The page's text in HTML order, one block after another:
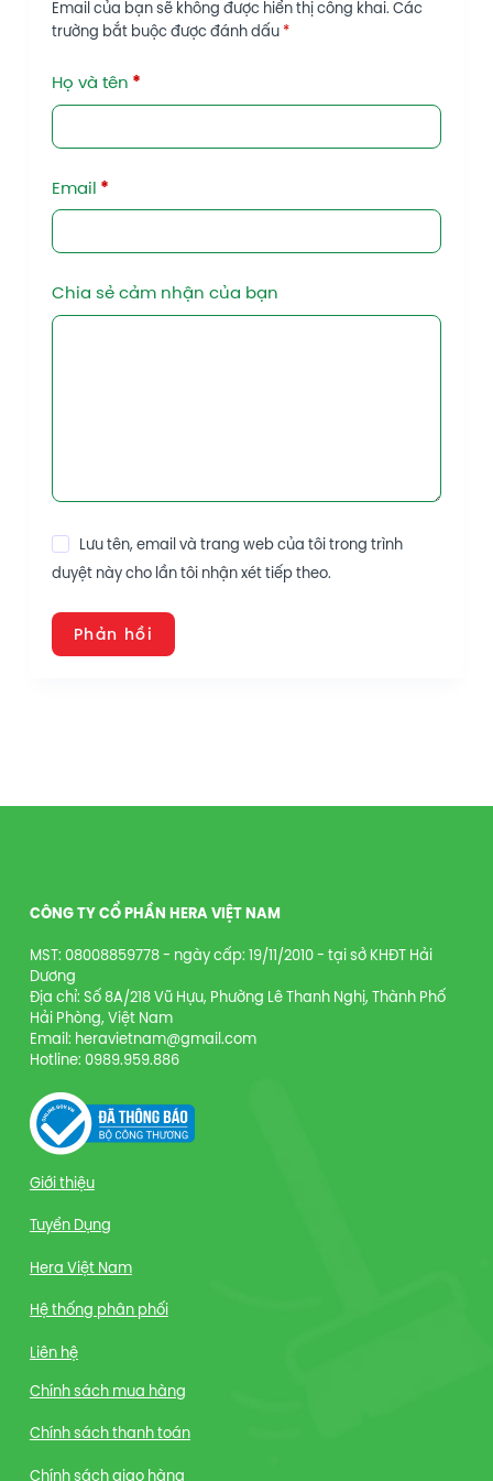
Email của bạn sẽ không được hiển thị công khai. Các
trường bắt buộc được đánh dấu *
Họ và tên *
Email *
Chia sẻ cảm nhận của bạn
Lưu tên, email và trang web của tôi trong trình
duyệt này cho lần tôi nhận xét tiếp theo.
Phản hồi
CÔNG TY CỔ PHẦN HERA VIỆT NAM
MST: 08008859778 - ngày cấp: 19/11/2010 - tại sở KHĐT Hải
Dương
Địa chỉ: Số 8A/218 Vũ Hựu, Phường Lê Thanh Nghị, Thành Phố
Hải Phòng, Việt Nam
Email: heravietnam@gmail.com
Hotline: 0989.959.886
Giới thiệu
Tuyển Dụng
Hera Việt Nam
Hệ thống phân phối
Liên hệ
Chính sách mua hàng
Chính sách thanh toán
Chính sách giao hàng